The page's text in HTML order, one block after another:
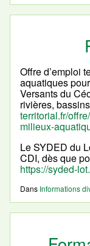
Offre d’emploi
aquatiques
Versants du
rivières,
territorial.fr/
milieux-
Le SYDED du
CDI, dès que
https://syded-
Dans Informations